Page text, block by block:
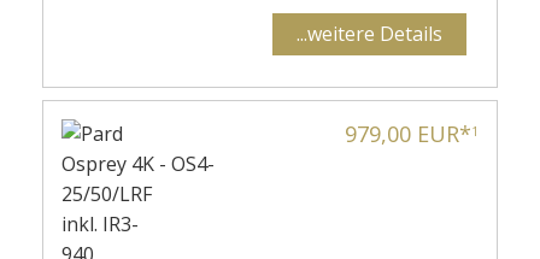
...weitere Details
979,00 EUR*1